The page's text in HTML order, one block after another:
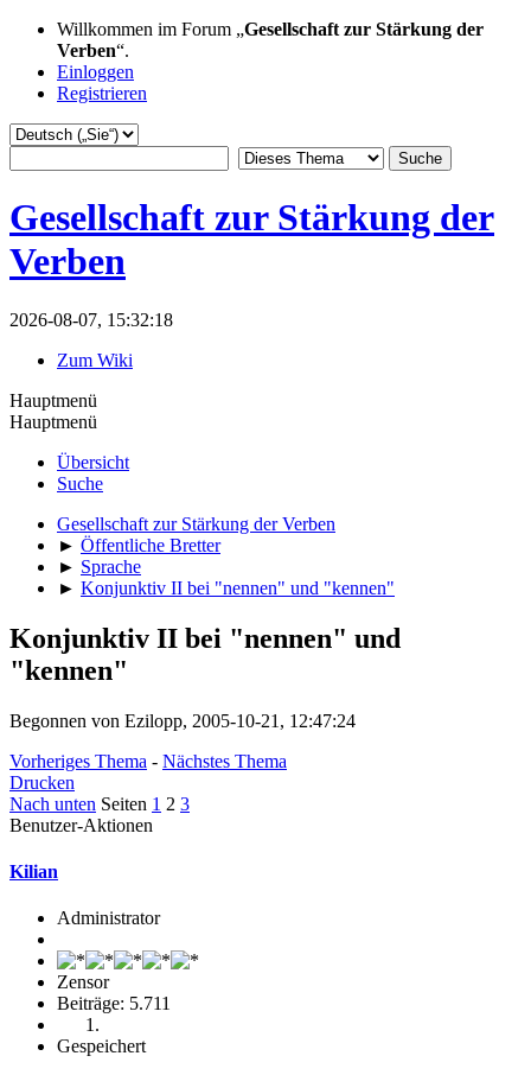
Willkommen im Forum „Gesellschaft zur Stärkung der
Verben“.
Einloggen
Registrieren
Gesellschaft zur Stärkung der
Verben
2026-08-07, 15:32:18
Zum Wiki
Hauptmenü
Hauptmenü
Übersicht
Suche
Gesellschaft zur Stärkung der Verben
► Öffentliche Bretter
► Sprache
► Konjunktiv II bei "nennen" und "kennen"
Konjunktiv II bei "nennen" und
"kennen"
Begonnen von Ezilopp, 2005-10-21, 12:47:24
Vorheriges Thema - Nächstes Thema
Drucken
Nach unten Seiten 1 2 3
Benutzer-Aktionen
Kilian
Administrator
Zensor
Beiträge: 5.711
Gespeichert